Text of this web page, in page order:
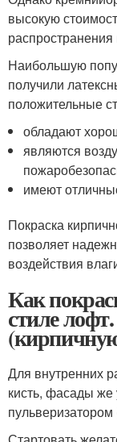
высокую
Наибольшую
получили
положительные
обладают
являются
имеют
Покраска
позволяет
воздействия
Как
стиле
Для внутренних
кисть, фасады же
пульверизатором